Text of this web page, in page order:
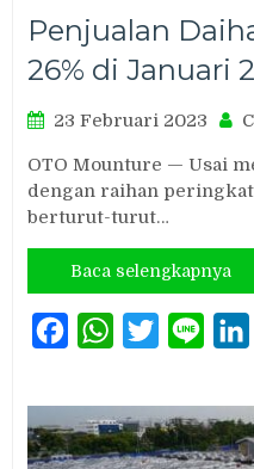
Penjualan
26% di Januari
23 Februari 2023
OTO Mounture — Usai
dengan raihan peringkat
berturut-turut…
Baca selengkapnya
FacebookWhatsAppTwitterLine